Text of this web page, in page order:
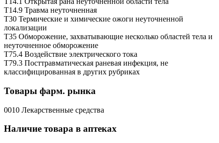
T14.9 Травма неуточненная
T30 Термические и химические ожоги неуточненной
локализации
T35 Обморожение, захватывающие несколько областей тела и
неуточненное обморожение
T75.4 Воздействие электрического тока
T79.3 Посттравматическая раневая инфекция, не
классифицированная в других рубриках
Товары фарм. рынка
0010 Лекарственные средства
Наличие товара в аптеках